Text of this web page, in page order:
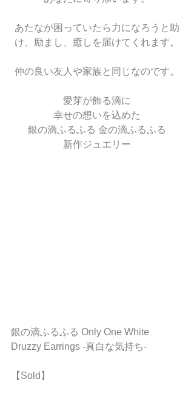
あたなが困っていたら力になろうと助
け、励まし、癒しを届けてくれます。
仲の良い友人や家族と同じなのです。
愛芽が飾る滴に
幸せの想いを込めた
銀の滴ふるふる 金の滴ふるふる
新作ジュエリー
銀の滴ふるふる Only One White
Druzzy Earrings -真白な気持ち-
【Sold】